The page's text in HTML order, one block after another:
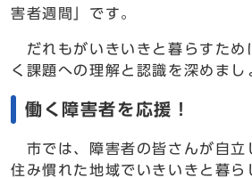
害者週間」です。
だれもがいきいきと暮らすため
く課題への理解と認識を深めまし
働く障害者を応援！
市では、障害者の皆さんが自立
住み慣れた地域でいきいきと暮ら